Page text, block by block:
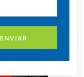
ENVIAR